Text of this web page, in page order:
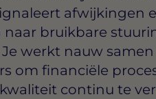
afwijkingen
naar bruikbare
werkt nauw
om financiële
continu te